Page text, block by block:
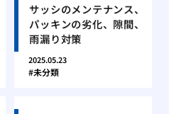
サッシのメンテナンス、
パッキンの劣化、隙間、
雨漏り対策
2025.05.23
未分類